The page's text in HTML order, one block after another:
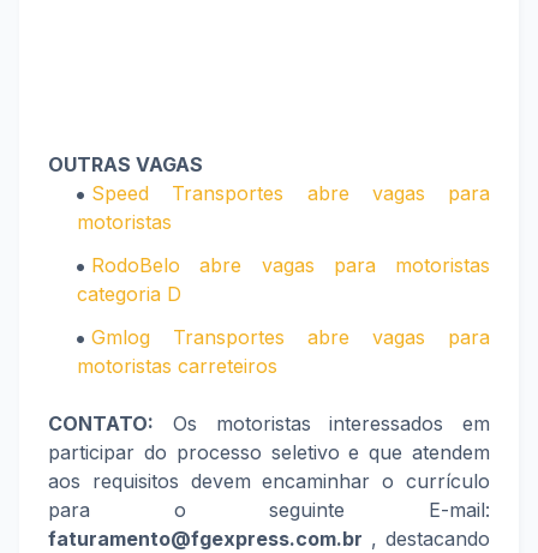
OUTRAS VAGAS
Speed Transportes abre vagas para
motoristas
RodoBelo abre vagas para motoristas
categoria D
Gmlog Transportes abre vagas para
motoristas carreteiros
CONTATO: Os motoristas interessados em
participar do processo seletivo e que atendem
aos requisitos devem encaminhar o currículo
para o seguinte E-mail:
faturamento@fgexpress.com.br , destacando